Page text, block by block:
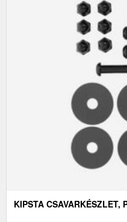
KIPSTA CSAVARKÉSZLET,